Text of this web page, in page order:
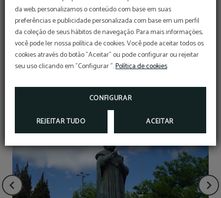
da web, personalizamos o conteúdo com base em suas
preferências e publicidade personalizada com base em um perfil
da coleção de seus hábitos de navegação. Para mais informações,
você pode ler nossa política de cookies. Você pode aceitar todos os
cookies através do botão "Aceitar" ou pode configurar ou rejeitar
seu uso clicando em "Configurar ".Política de cookies
CONFIGURAR
REJEITAR TUDO ACEITAR
varandas e grades de ferro e balaustres de pedreira.
Apresenta cinco lagos, com detalhes nas bordas, nos
quais estão instalados jogos de água. No patamar
intermédio da Escadaria dos Reis, encontram-se
fornecedores e jogos de água surpreendentes.